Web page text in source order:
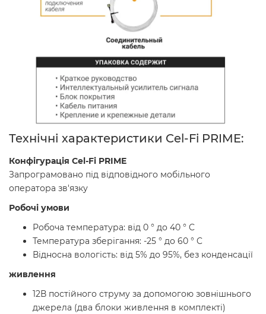
Технічні характеристики Cel-Fi PRIME:
Конфігурація Cel-Fi PRIME
Запрограмовано під відповідного мобільного
оператора зв'язку
Робочі умови
Робоча температура: від 0 ° до 40 ° C
Температура зберігання: -25 ° до 60 ° C
Відносна вологість: від 5% до 95%, без конденсації
живлення
12В постійного струму за допомогою зовнішнього
джерела (два блоки живлення в комплекті)